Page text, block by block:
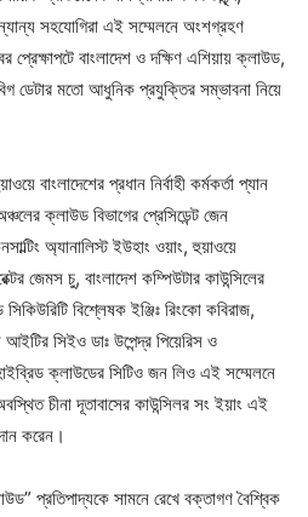
সহযোগিরা এই সম্মেলনে অংশগ্রহণ
প্রেক্ষাপটে বাংলাদেশ ও দক্ষিণ এশিয়ায় ক্লাউড,
ডেটার মতো আধুনিক প্রযুক্তির সম্ভাবনা নিয়ে
বাংলাদেশের প্রধান নির্বাহী কর্মকর্তা প্যান
ক্লাউড বিভাগের প্রেসিডেন্ট জেন
অ্যানালিস্ট ইউহাং ওয়াং, হুয়াওয়ে
জেমস চু, বাংলাদেশ কম্পিউটার কাউন্সিলের
সিকিউরিটি বিশ্লেষক ইঞ্জিঃ রিংকো কবিরাজ,
সিইও ডাঃ উপেন্দ্র পিয়েরিস ও
ক্লাউডের সিটিও জন লিও এই সম্মেলনে
চীনা দূতাবাসের কাউন্সিলর সং ইয়াং এই
করেন।
প্রতিপাদ্যকে সামনে রেখে বক্তাগণ বৈশ্বিক